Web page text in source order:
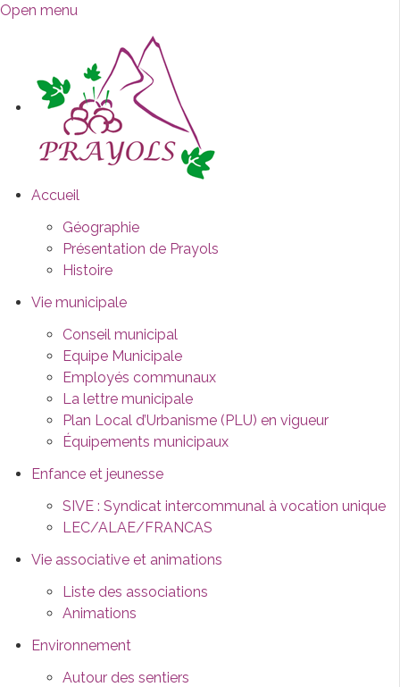
Open menu
Accueil
Géographie
Présentation de Prayols
Histoire
Vie municipale
Conseil municipal
Equipe Municipale
Employés communaux
La lettre municipale
Plan Local d’Urbanisme (PLU) en vigueur
Équipements municipaux
Enfance et jeunesse
SIVE : Syndicat intercommunal à vocation unique
LEC/ALAE/FRANCAS
Vie associative et animations
Liste des associations
Animations
Environnement
Autour des sentiers